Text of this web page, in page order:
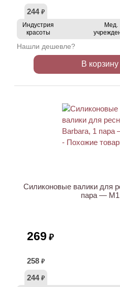
244 ₽
Индустрия
красоты
Мед.
Нашли дешевле?
В корзину
Силиконовые валики для
пара — M1
269 ₽
258 ₽
244 ₽